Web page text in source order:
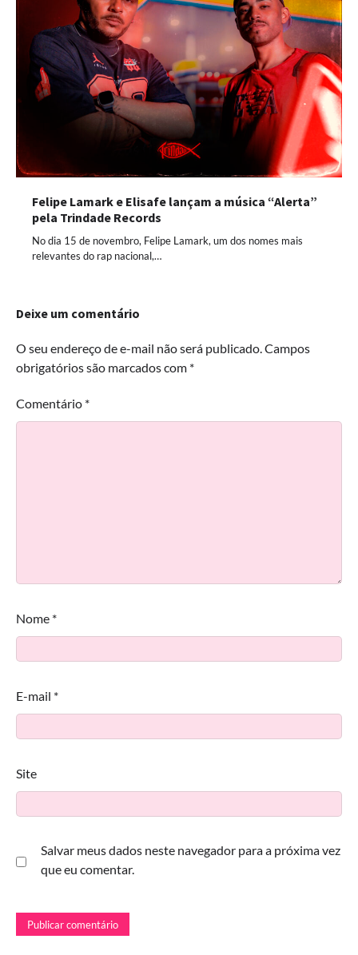
Felipe Lamark e Elisafe lançam a música “Alerta”
pela Trindade Records
No dia 15 de novembro, Felipe Lamark, um dos nomes mais
relevantes do rap nacional,…
Deixe um comentário
O seu endereço de e-mail não será publicado. Campos
obrigatórios são marcados com *
Comentário *
Nome *
E-mail *
Site
Salvar meus dados neste navegador para a próxima vez
que eu comentar.